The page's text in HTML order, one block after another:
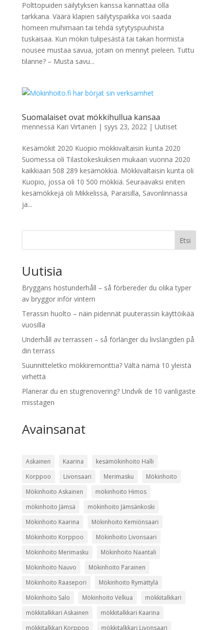
Polttopuiden säilytyksen kanssa kannattaa olla
tarkkana. Väärä klapien säilytyspaikka voi saada
homeen muhimaan tai tehdä sytytyspuuhista
tuskaisaa. Kun mökin tulipesästä tai takan hormista
nousee mustaa savua, jotain on mennyt pieleen. Tuttu
tilanne? – Musta savu...
Suomalaiset ovat mökkihullua kansaa
mennessä Kari Virtanen | syys 23, 2022| Uutiset
Kesämökit 2020 Kuopio mökkivaltaisin kunta 2020
Suomessa oli Tilastokeskuksen mukaan vuonna 2020
kaikkiaan 508 289 kesämökkiä. Mökkivaltaisin kunta oli
Kuopio, jossa oli 10 500 mökkiä. Seuraavaksi eniten
kesämökkejä oli Mikkelissä, Paraisilla, Savonlinnassa
ja...
Etsi
Uutisia
Bryggans höstunderhåll – så förbereder du olika typer
av bryggor inför vintern
Terassin huolto – näin pidennät puuterassin käyttöikää
vuosilla
Underhåll av terrassen – så förlänger du livslängden på
din terrass
Suunnitteletko mökkiremonttia? Vältä nämä 10 yleistä
virhettä
Planerar du en stugrenovering? Undvik de 10 vanligaste
misstagen
Avainsanat
Askainen Kaarina
kesämökinhoito Halli
Korppoo
Livonsaari Merimasku
Mökinhoito
Mökinhoito Askainen
mökinhoito Himos
mökinhoito Jämsä
mökinhoito Jämsänkoski
Mökinhoito Kaarina
Mökinhoito Kemiönsaari
Mökinhoito Korppoo
Mökinhoito Livonsaari
Mökinhoito Merimasku
Mökinhoito Naantali
Mökinhoito Nauvo
Mökinhoito Parainen
Mökinhoito Raasepori
Mökinhoito Rymättylä
Mökinhoito Salo
Mökinhoito Velkua
mökkitalkkari
mökkitalkkari Askainen
mökkitalkkari Kaarina
mökkitalkkari Korppoo
mökkitalkkari Livonsaari